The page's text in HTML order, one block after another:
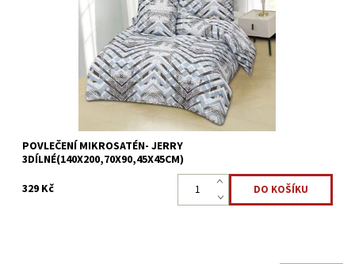
je antibakteriální a je nejlepší volbou pro alergiky. ...
Skladem >5 ks
8595248440654
POVLEČENÍ MIKROSATÉN- JERRY
3DÍLNÉ(140X200,70X90,45X45CM)
329 Kč